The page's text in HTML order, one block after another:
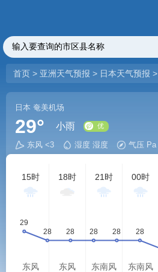
首页 > 亚洲天气预报 > 日本天气预报 >
日本 奄美机场
29° 小雨
东风 <3 湿度 湿度 气压 Pa
15时
东风
18时
东风
21时
东南风
00时
东南风